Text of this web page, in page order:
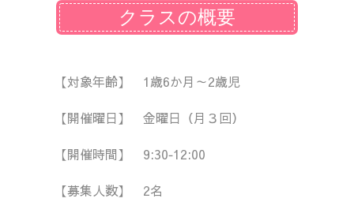
クラスの概要
【対象年齢】 1歳6か月～2歳児
【開催曜日】 金曜日（月３回）
【開催時間】 9:30‐12:00
【募集人数】 2名